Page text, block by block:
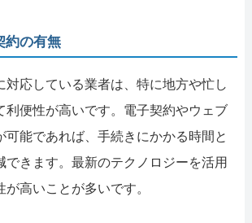
約の有無
対応している業者は、特に地方や忙し
利便性が高いです。電子契約やウェブ
可能であれば、手続きにかかる時間と
できます。最新のテクノロジーを活用
が高いことが多いです。